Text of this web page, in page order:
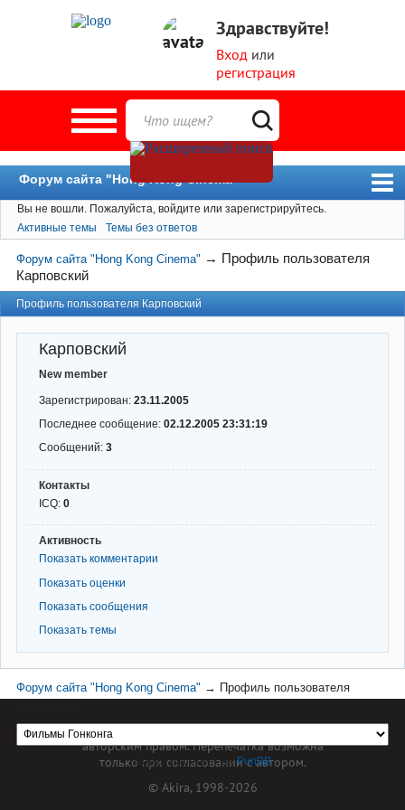
Здравствуйте!
Вход или
регистрация
Форум сайта "Hong Kong Cinema"
Форум
Новости
Пользователи
Поиск
Вы не вошли. Пожалуйста, войдите или зарегистрируйтесь.
Активные темы
Темы без ответов
Форум сайта "Hong Kong Cinema" → Профиль пользователя
Карповский
Профиль пользователя Карповский
Карповский
New member
Зарегистрирован: 23.11.2005
Последнее сообщение: 02.12.2005 23:31:19
Сообщений: 3
Контакты
ICQ: 0
Активность
Показать комментарии
Показать оценки
Показать сообщения
Показать темы
Форум сайта "Hong Kong Cinema" → Профиль пользователя
Форум работает наPunBB
Материал сайта hkcinema.ru защищен
авторским правом. Перепечатка возможна
только при согласовании с автором.
© Akira, 1998-2026